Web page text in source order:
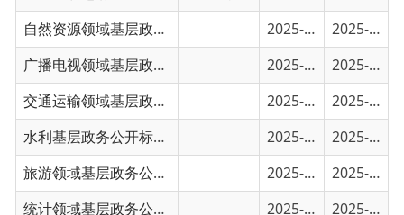
广播电视领域基层政务公开事项目录 2025-01-30
2025-01-30
交通运输领域基层政务公开事项目录
2025-01-30
2025-01-30
水利基层政务公开标准目录
旅游领域基层政务公开标准目录 2025-01-30 2025-01-30
统计领域基层政务公开标准目录 2025-01-30 2025-01-30
新闻出版版权领域基层政务公开标准目录 2025-01-30
2025-01-30
重大建设项目领域基层政务公开标准目录
2025-01-29 2025-01-29